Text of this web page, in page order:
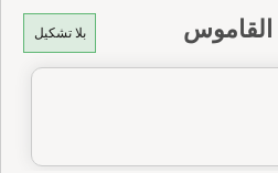
بلا تشكيل القاموس